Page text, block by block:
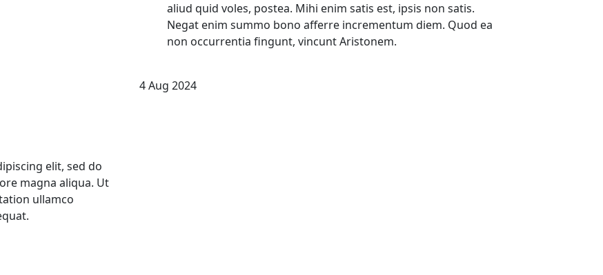
aliud quid voles, postea. Mihi enim satis est, ipsis non satis.
Negat enim summo bono afferre incrementum diem. Quod ea
non occurrentia fingunt, vincunt Aristonem.
elit, sed do
magna aliqua. Ut
ullamco
4 Aug 2024